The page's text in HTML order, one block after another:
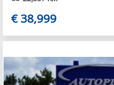
€ 38,999